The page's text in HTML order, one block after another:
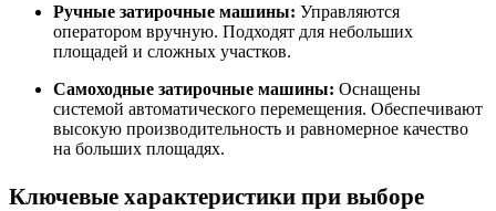
Ручные затирочные машины: Управляются
оператором вручную. Подходят для небольших
площадей и сложных участков.
Самоходные затирочные машины: Оснащены
системой автоматического перемещения. Обеспечивают
высокую производительность и равномерное качество
на больших площадях.
Ключевые характеристики при выборе